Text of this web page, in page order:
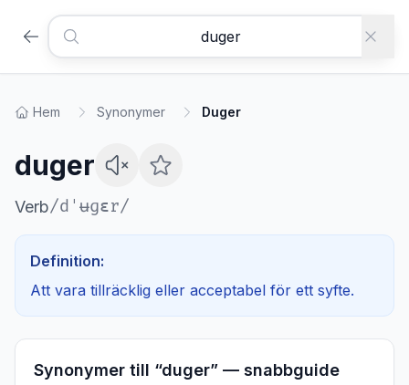
Hem Synonymer Duger
duger
Verb/dˈʉɡɛr/
Definition:
Att vara tillräcklig eller acceptabel för ett syfte.
Synonymer till “duger” — snabbguide